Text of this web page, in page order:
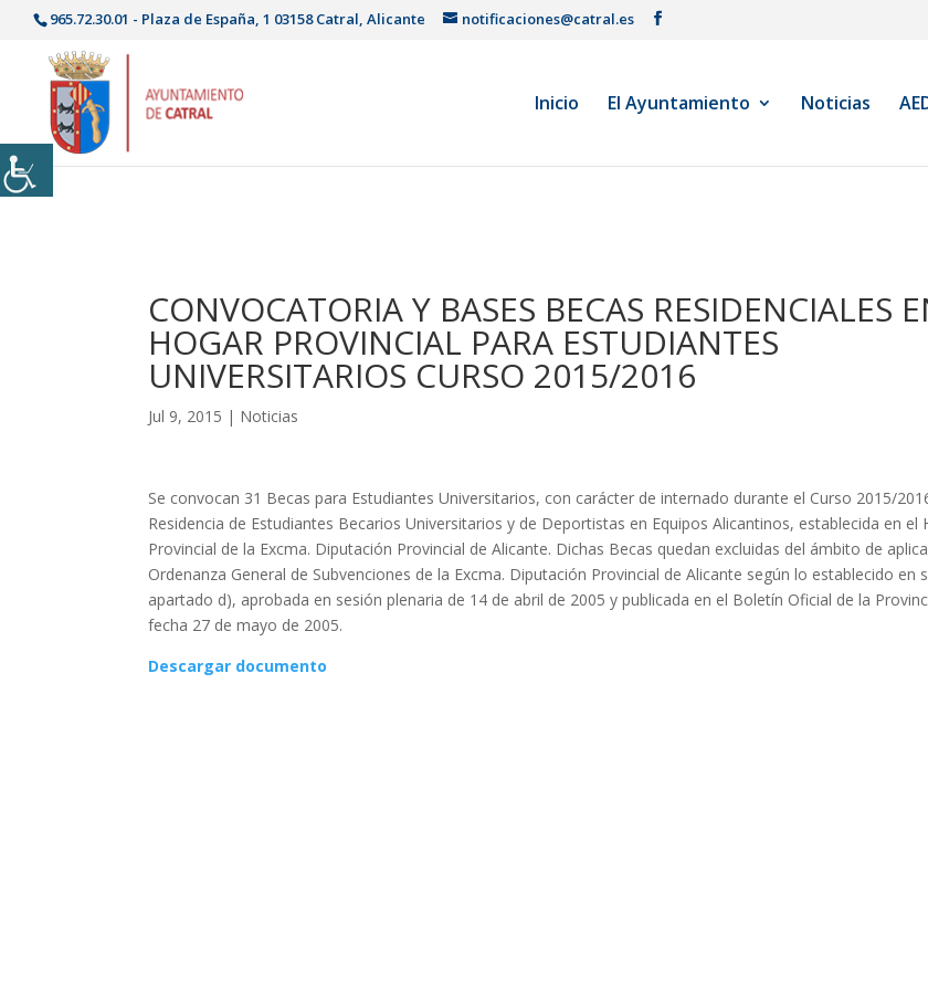
965.72.30.01 - Plaza de España, 1 03158 Catral, Alicante notificaciones@catral.es
Inicio El Ayuntamiento Noticias
CONVOCATORIA Y BASES BECAS RESIDENCIALES
HOGAR PROVINCIAL PARA ESTUDIANTES
UNIVERSITARIOS CURSO 2015/2016
Jul 9, 2015 | Noticias
Se convocan 31 Becas para Estudiantes Universitarios, con carácter de internado durante el Curso 2015/
Residencia de Estudiantes Becarios Universitarios y de Deportistas en Equipos Alicantinos, establecida en el
Provincial de la Excma. Diputación Provincial de Alicante. Dichas Becas quedan excluidas del ámbito de
Ordenanza General de Subvenciones de la Excma. Diputación Provincial de Alicante según lo establecido en
apartado d), aprobada en sesión plenaria de 14 de abril de 2005 y publicada en el Boletín Oficial de la
fecha 27 de mayo de 2005.
Descargar documento